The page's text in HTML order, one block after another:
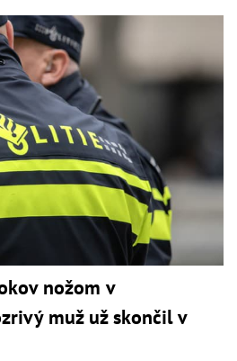
nožom v
muž už skončil v